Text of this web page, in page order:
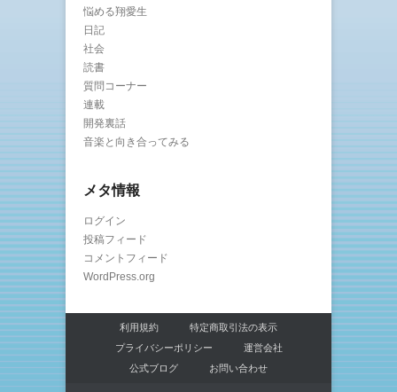
悩める翔愛生
日記
社会
読書
質問コーナー
連載
開発裏話
音楽と向き合ってみる
メタ情報
ログイン
投稿フィード
コメントフィード
WordPress.org
利用規約
特定商取引法の表示
プライバシーポリシー
運営会社
公式ブログ
お問い合わせ